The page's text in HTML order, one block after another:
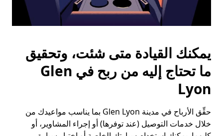
يمكنك القيادة متى شئت، وتحقيق
ما تحتاج إليه من ربح في Glen
Lyon
حقِّق الأرباح في مدينة Glen Lyon بما يناسب مواعيدك من
خلال خدمات التوصيل (عند توفرها) أو إجراء المشاوير، أو